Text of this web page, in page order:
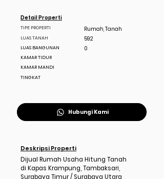
Detail Properti
TIPE PROPERTI
LUAS TANAH
LUAS BANGUNAN
KAMAR TIDUR
KAMAR MANDI
TINGKAT
Rumah, Tanah
592
0
Hubungi Kami
Deskripsi Properti
Dijual Rumah Usaha Hitung Tanah
di Kapas Krampung, Tambaksari,
Surabaya Timur / Surabaya Utara